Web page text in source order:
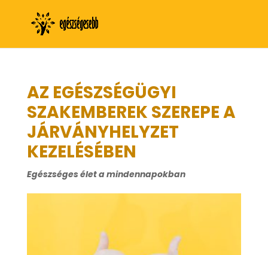
AZ EGÉSZSÉGÜGYI
SZAKEMBEREK SZEREPE A
JÁRVÁNYHELYZET
KEZELÉSÉBEN
Egészséges élet a mindennapokban